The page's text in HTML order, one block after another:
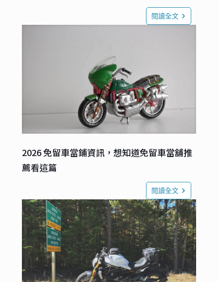
閱讀全文
2026 免留車當鋪資訊，想知道免留車當舖推
薦看這篇
閱讀全文